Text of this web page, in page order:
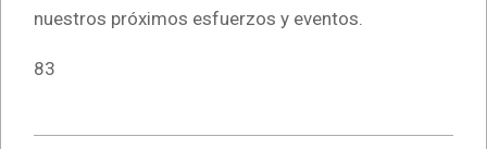
nuestros próximos esfuerzos y eventos.
83